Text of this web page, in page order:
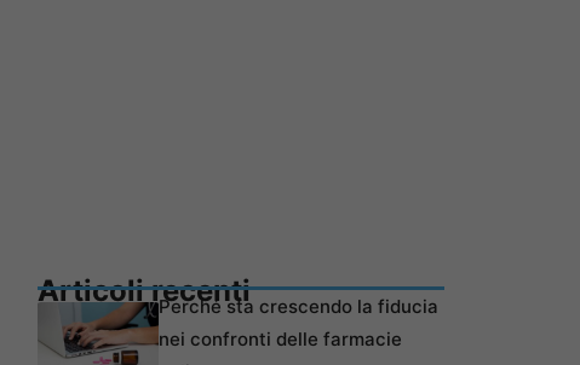
Articoli recentiPerché sta crescendo la fiducia
nei confronti delle farmacie